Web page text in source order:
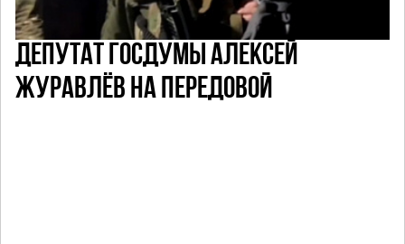
ДЕПУТАТ ГОСДУМЫ АЛЕКСЕЙ
ЖУРАВЛЁВ НА ПЕРЕДОВОЙ